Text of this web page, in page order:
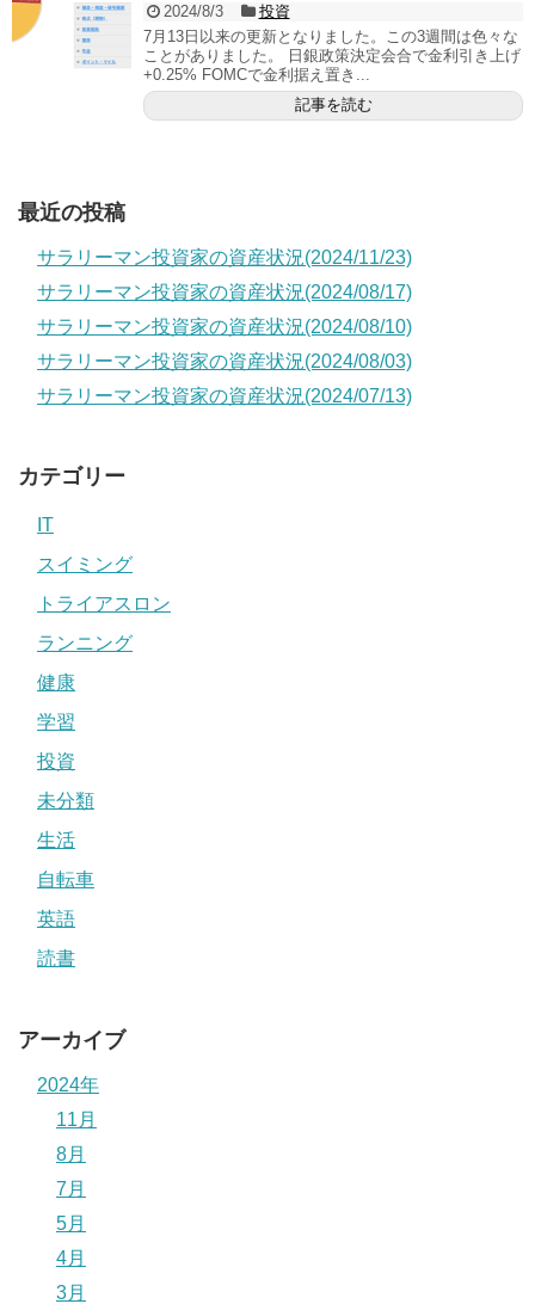
2024/8/3
投資
7月13日以来の更新となりました。この3週間は色々な
ことがありました。 日銀政策決定会合で金利引き上げ
+0.25% FOMCで金利据え置き...
記事を読む
最近の投稿
サラリーマン投資家の資産状況(2024/11/23)
サラリーマン投資家の資産状況(2024/08/17)
サラリーマン投資家の資産状況(2024/08/10)
サラリーマン投資家の資産状況(2024/08/03)
サラリーマン投資家の資産状況(2024/07/13)
カテゴリー
IT
スイミング
トライアスロン
ランニング
健康
学習
投資
未分類
生活
自転車
英語
読書
アーカイブ
2024年
11月
8月
7月
5月
4月
3月